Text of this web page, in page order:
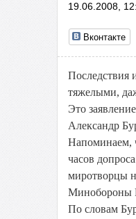
19.06.2008,
Вконтакте
Последствия
тяжелыми,
Это
Александр
Напоминаем,
часов
миротворцы
Минобороны
По словам